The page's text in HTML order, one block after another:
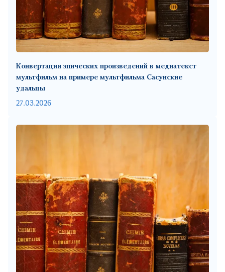
Конвертация эпических произведений в медиатекст
мультфильм на примере мультфильма Сасунские
удальцы
27.03.2026